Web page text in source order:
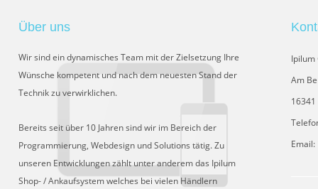
Über uns
Wir sind ein dynamisches Team mit der Zielsetzung Ihre
Wünsche kompetent und nach dem neuesten Stand der
Technik zu verwirklichen.
Bereits seit über 10 Jahren sind wir im Bereich der
Programmierung, Webdesign und Solutions tätig. Zu
unseren Entwicklungen zählt unter anderem das Ipilum
Shop- / Ankaufsystem welches bei vielen Händlern
Ipilum
Am